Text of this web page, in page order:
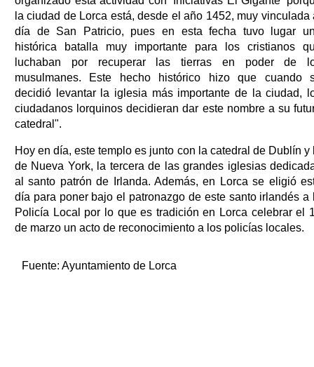
la ciudad de Lorca está, desde el año 1452, muy vinculada
día de San Patricio, pues en esta fecha tuvo lugar
histórica batalla muy importante para los cristianos
luchaban por recuperar las tierras en poder de
musulmanes. Este hecho histórico hizo que cuando
decidió levantar la iglesia más importante de la ciudad,
ciudadanos lorquinos decidieran dar este nombre a su
catedral".
Hoy en día, este templo es junto con la catedral de Dublín y
de Nueva York, la tercera de las grandes iglesias
al santo patrón de Irlanda. Además, en Lorca se eligió
día para poner bajo el patronazgo de este santo irlandés a
Policía Local por lo que es tradición en Lorca celebrar el
de marzo un acto de reconocimiento a los policías locales.
Fuente: Ayuntamiento de Lorca